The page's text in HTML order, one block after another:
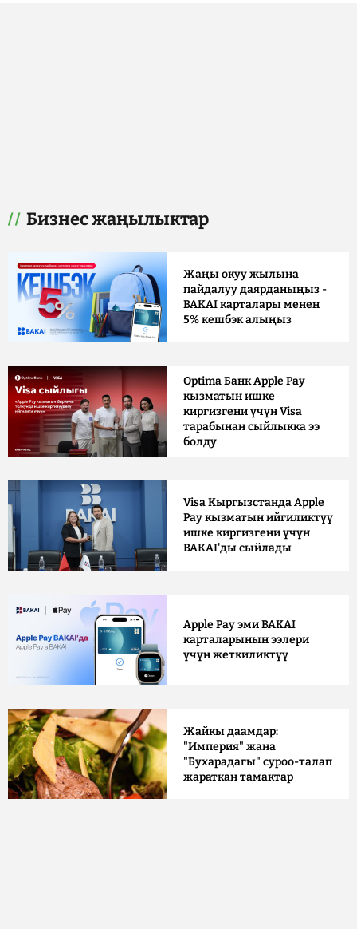
Бизнес жаңылыктар
Жаңы окуу жылына
пайдалуу даярданыңыз -
BAKAI карталары менен
5% кешбэк алыңыз
Optima Банк Apple Pay
кызматын ишке
киргизгени үчүн Visa
тарабынан сыйлыкка ээ
болду
Visa Кыргызстанда Apple
Pay кызматын ийгиликтүү
ишке киргизгени үчүн
BAKAI'ды сыйлады
Apple Pay эми BAKAI
карталарынын ээлери
үчүн жеткиликтүү
Жайкы даамдар:
"Империя" жана
"Бухарадагы" суроо-талап
жараткан тамактар